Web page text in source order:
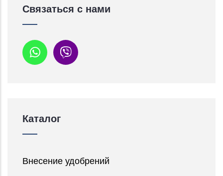
Связаться с нами
Каталог
Внесение удобрений